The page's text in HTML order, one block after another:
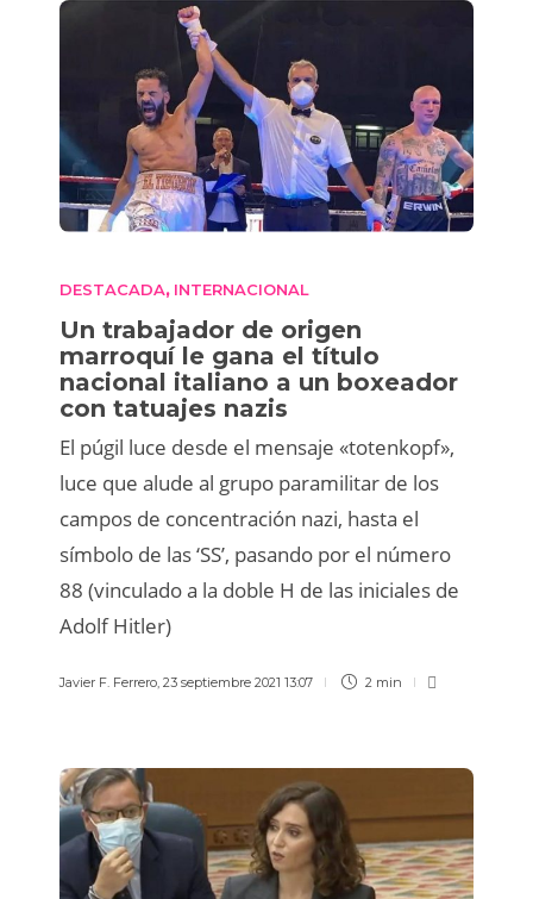
DESTACADA, INTERNACIONAL
Un trabajador de origen
marroquí le gana el título
nacional italiano a un boxeador
con tatuajes nazis
El púgil luce desde el mensaje «totenkopf»,
luce que alude al grupo paramilitar de los
campos de concentración nazi, hasta el
símbolo de las ‘SS’, pasando por el número
88 (vinculado a la doble H de las iniciales de
Adolf Hitler)
Javier F. Ferrero, 23 septiembre 2021 13:07 2 min